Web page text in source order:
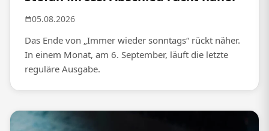
05.08.2026
Das Ende von „Immer wieder sonntags“ rückt näher.
In einem Monat, am 6. September, läuft die letzte
reguläre Ausgabe.